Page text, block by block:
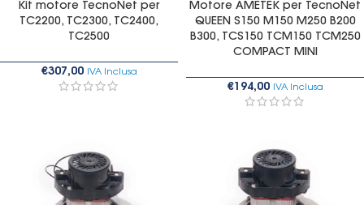
Kit motore TecnoNet per
TC2200, TC2300, TC2400,
TC2500
€307,00 IVA Inclusa
Motore AMETEK per TecnoNet
QUEEN S150 M150 M250 B200
B300, TCS150 TCM150 TCM250
COMPACT MINI
€194,00 IVA Inclusa